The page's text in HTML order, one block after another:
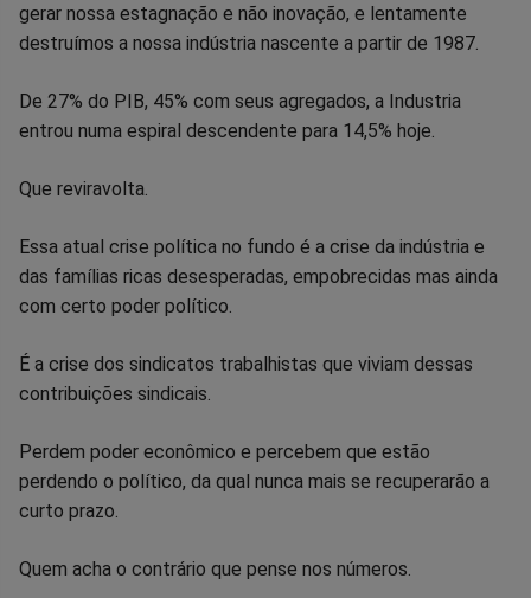
gerar nossa estagnação e não inovação, e lentamente
destruímos a nossa indústria nascente a partir de 1987.
De 27% do PIB, 45% com seus agregados, a Industria
entrou numa espiral descendente para 14,5% hoje.
Que reviravolta.
Essa atual crise política no fundo é a crise da indústria e
das famílias ricas desesperadas, empobrecidas mas ainda
com certo poder político.
É a crise dos sindicatos trabalhistas que viviam dessas
contribuições sindicais.
Perdem poder econômico e percebem que estão
perdendo o político, da qual nunca mais se recuperarão a
curto prazo.
Quem acha o contrário que pense nos números.